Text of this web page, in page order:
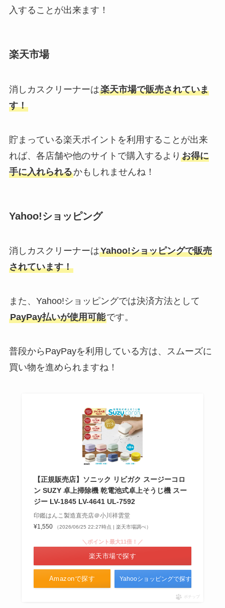
入することが出来ます！
楽天市場
消しカスクリーナーは楽天市場で販売されていま
す！
貯まっている楽天ポイントを利用することが出来
れば、各店舗や他のサイトで購入するより お得に
手に入れられるかもしれませんね！
Yahoo!ショッピング
消しカスクリーナーはYahoo!ショッピングで販売
されています！
また、Yahoo!ショッピングでは決済方法として
PayPay払いが使用可能です。
普段からPayPayを利用している方は、スムーズに
買い物を進められますね！
【正規販売店】ソニック リビガク スージーコロ
ン SUZY 卓上掃除機 乾電池式卓上そうじ機 スー
ジー LV-1845 LV-4641 UL-7592
印鑑はんこ製造直売店＠小川祥雲堂
¥1,550
（2026/06/25 22:27時点 | 楽天市場調べ）
Amazonで探す
＼ポイント最大11倍！／
楽天市場で探す
Yahooショッピングで探す
ポチップ